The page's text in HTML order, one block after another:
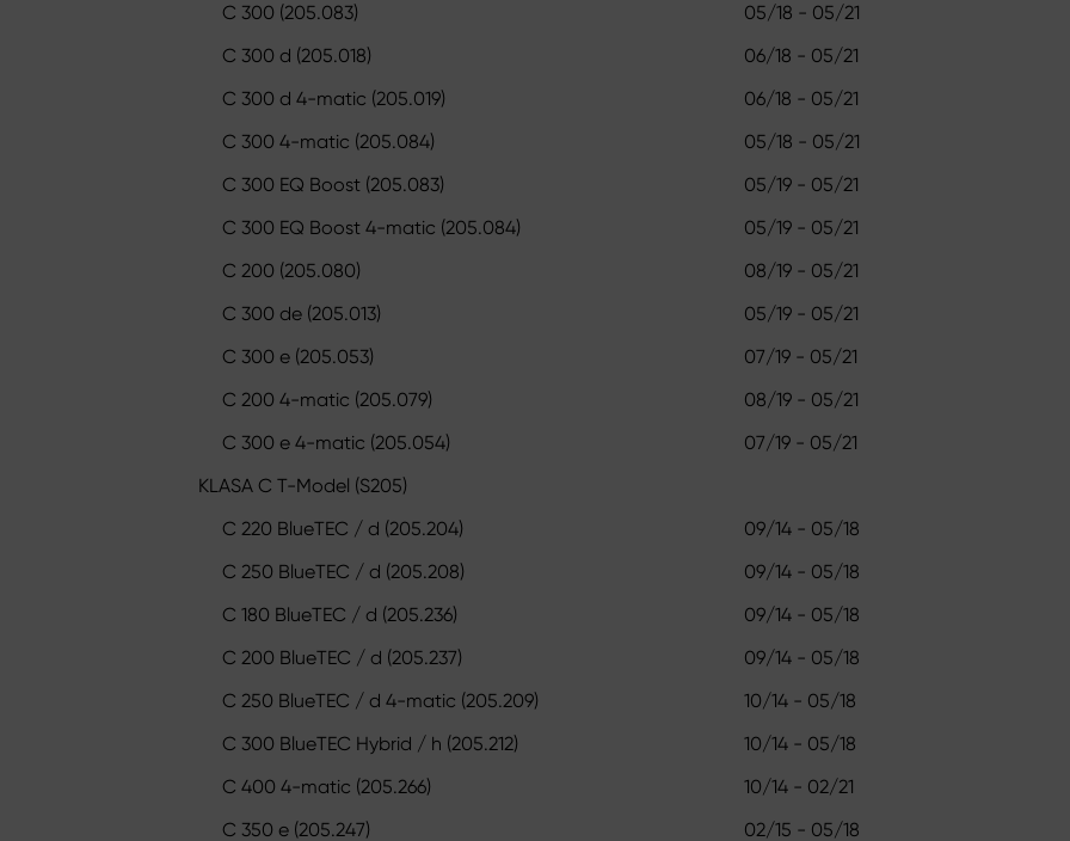
C 300 (205.083)
05/18 - 05/21
C 300 d (205.018)
06/18 - 05/21
C 300 d 4-matic (205.019)
06/18 - 05/21
C 300 4-matic (205.084)
05/18 - 05/21
C 300 EQ Boost (205.083)
05/19 - 05/21
C 300 EQ Boost 4-matic (205.084)
05/19 - 05/21
C 200 (205.080)
08/19 - 05/21
C 300 de (205.013)
05/19 - 05/21
C 300 e (205.053)
07/19 - 05/21
C 200 4-matic (205.079)
08/19 - 05/21
C 300 e 4-matic (205.054)
07/19 - 05/21
KLASA C T-Model (S205)
C 220 BlueTEC / d (205.204)
09/14 - 05/18
C 250 BlueTEC / d (205.208)
09/14 - 05/18
C 180 BlueTEC / d (205.236)
09/14 - 05/18
C 200 BlueTEC / d (205.237)
09/14 - 05/18
C 250 BlueTEC / d 4-matic (205.209)
10/14 - 05/18
C 300 BlueTEC Hybrid / h (205.212)
10/14 - 05/18
C 400 4-matic (205.266)
10/14 - 02/21
C 350 e (205.247)
02/15 - 05/18